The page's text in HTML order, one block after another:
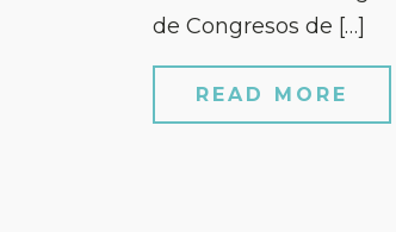
de Congresos de […]
READ MORE